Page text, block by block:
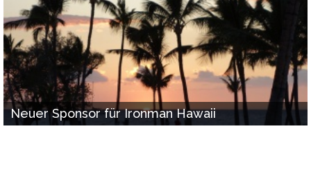
Neuer Sponsor für Ironman Hawaii